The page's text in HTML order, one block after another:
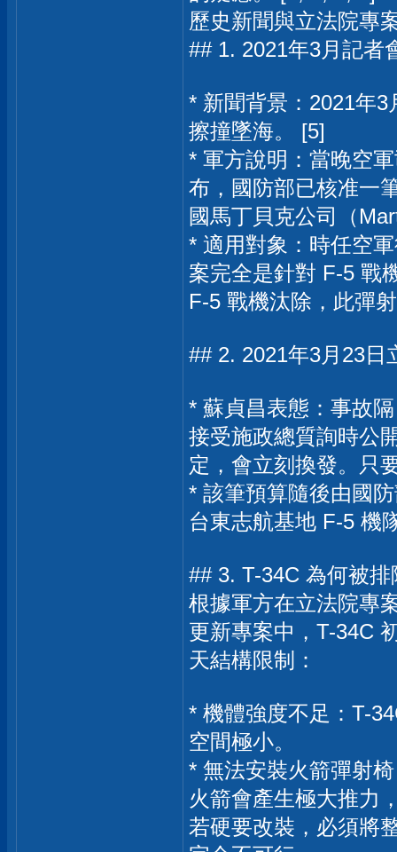
歷史新聞與立法院專
## 1. 2021年3月記者
* 新聞背景：2021年
擦撞墜海。 [5]
* 軍方說明：當晚空
布，國防部已核准一
國馬丁貝克公司（
* 適用對象：時任空
案完全是針對 F-5 戰
F-5 戰機汰除，此彈
## 2. 2021年3月23日
* 蘇貞昌表態：事故
接受施政總質詢時公
定，會立刻換發。只
* 該筆預算隨後由國
台東志航基地 F-5 機
## 3. T-34C 為何被
根據軍方在立法院專
更新專案中，T-34C
天結構限制：
* 機體強度不足：T-
空間極小。
* 無法安裝火箭彈射
火箭會產生極大推力
若硬要改裝，必須將